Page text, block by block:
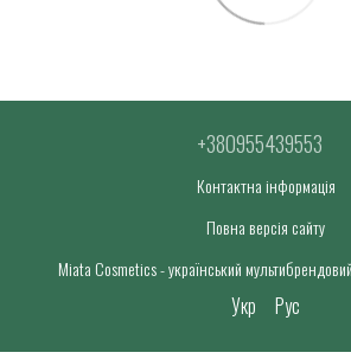
+380955439553
Контактна інформація
Повна версія сайту
Miata Cosmetics - український
Укр Рус